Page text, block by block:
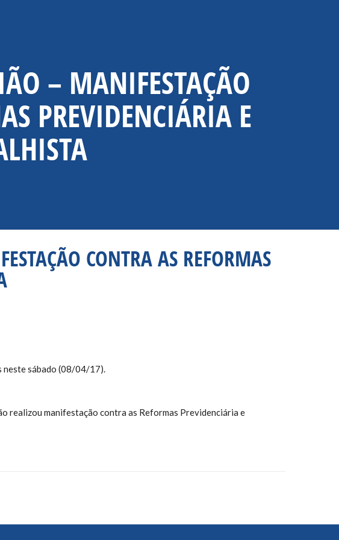
– MANIFESTAÇÃO
PREVIDENCIÁRIA E
CONTRA AS REFORMAS
neste sábado (08/04/17).
realizou manifestação contra as Reformas Previdenciária e